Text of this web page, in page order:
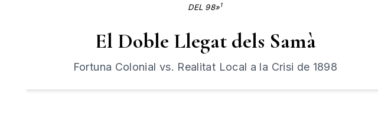
DEL 98»1
El Doble Llegat dels Samà
Fortuna Colonial vs. Realitat Local a la Crisi de 1898